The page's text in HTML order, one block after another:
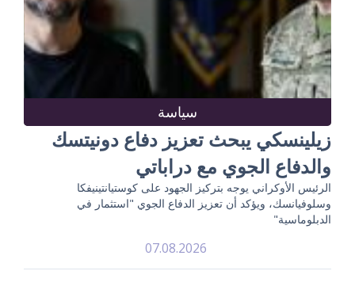
سياسة
زيلينسكي يبحث تعزيز دفاع دونيتسك
والدفاع الجوي مع دراباتي
الرئيس الأوكراني يوجه بتركيز الجهود على كوستيانتينيفكا
وسلوفيانسك، ويؤكد أن تعزيز الدفاع الجوي "استثمار في
الدبلوماسية"
07.08.2026